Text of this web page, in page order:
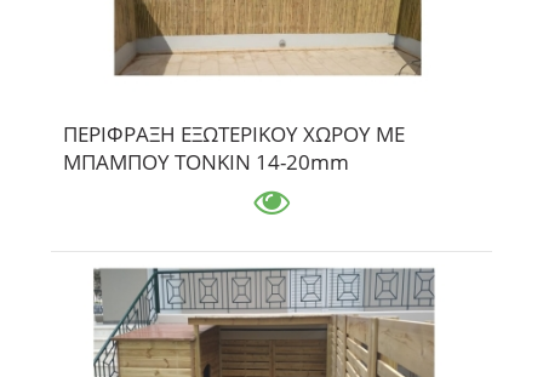
ΠΕΡΙΦΡΑΞΗ ΕΞΩΤΕΡΙΚΟΥ ΧΩΡΟΥ ΜΕ
ΜΠΑΜΠΟΥ ΤΟΝΚΙΝ 14-20mm